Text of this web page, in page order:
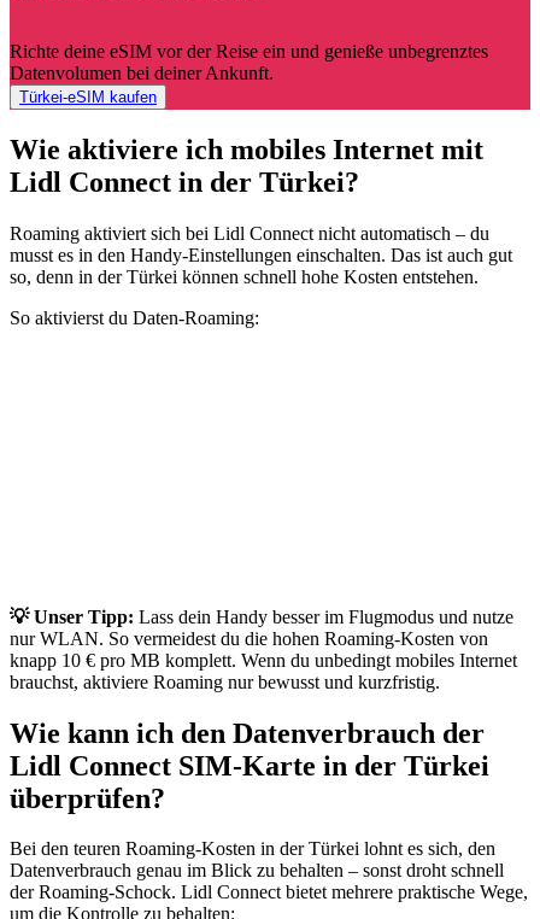
Richte deine eSIM vor der Reise ein und genieße unbegrenztes
Datenvolumen bei deiner Ankunft.
Türkei-eSIM kaufen
Wie aktiviere ich mobiles Internet mit
Lidl Connect in der Türkei?
Roaming aktiviert sich bei Lidl Connect nicht automatisch – du
musst es in den Handy-Einstellungen einschalten. Das ist auch gut
so, denn in der Türkei können schnell hohe Kosten entstehen.
So aktivierst du Daten-Roaming:
💡 Unser Tipp: Lass dein Handy besser im Flugmodus und nutze
nur WLAN. So vermeidest du die hohen Roaming-Kosten von
knapp 10 € pro MB komplett. Wenn du unbedingt mobiles Internet
brauchst, aktiviere Roaming nur bewusst und kurzfristig.
Wie kann ich den Datenverbrauch der
Lidl Connect SIM-Karte in der Türkei
überprüfen?
Bei den teuren Roaming-Kosten in der Türkei lohnt es sich, den
Datenverbrauch genau im Blick zu behalten – sonst droht schnell
der Roaming-Schock. Lidl Connect bietet mehrere praktische Wege,
um die Kontrolle zu behalten: